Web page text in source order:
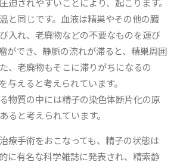
と同じです。血液は精巣やその他の臓
入れ、老廃物などの不要なものを運び
ができ、静脈の流れが滞ると、精巣周囲
、老廃物もそこに滞りがちになるの
与えると考えられています。
物質の中には精子の染色体断片化の原
ると考えられています。
療手術をおこなっても、精子の状態は
に有名な科学雑誌に発表され、精索静